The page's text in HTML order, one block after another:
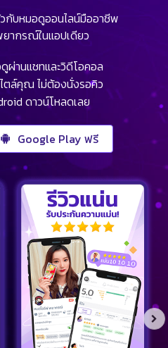
กับหมอดูออนไลน์มืออาชีพ
ากรณ์ในแอปเดียว
ผ่านแชทและวิดีโอคอล
ตล์คุณ ไม่ต้องนั่งรอคิว
ดาวน์โหลดเลย
Google Play ฟรี